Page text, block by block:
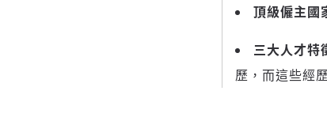
頂級僱主國
三大人才特
歷，而這些經